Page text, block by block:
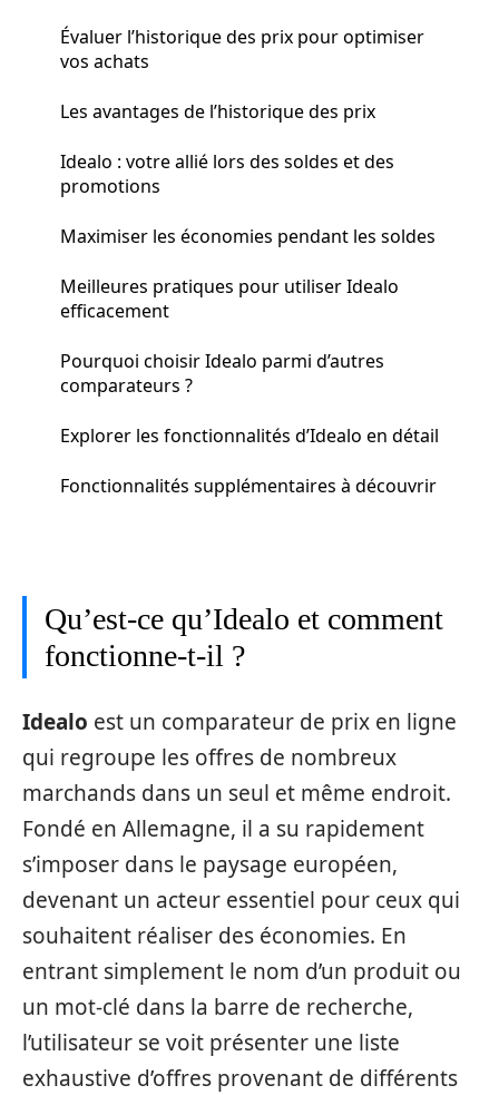
Évaluer l’historique des prix pour optimiser
vos achats
Les avantages de l’historique des prix
Idealo : votre allié lors des soldes et des
promotions
Maximiser les économies pendant les soldes
Meilleures pratiques pour utiliser Idealo
efficacement
Pourquoi choisir Idealo parmi d’autres
comparateurs ?
Explorer les fonctionnalités d’Idealo en détail
Fonctionnalités supplémentaires à découvrir
Qu’est-ce qu’Idealo et comment
fonctionne-t-il ?
Idealo est un comparateur de prix en ligne
qui regroupe les offres de nombreux
marchands dans un seul et même endroit.
Fondé en Allemagne, il a su rapidement
s’imposer dans le paysage européen,
devenant un acteur essentiel pour ceux qui
souhaitent réaliser des économies. En
entrant simplement le nom d’un produit ou
un mot-clé dans la barre de recherche,
l’utilisateur se voit présenter une liste
exhaustive d’offres provenant de différents